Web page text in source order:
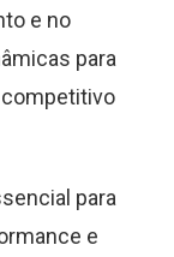
e no
para
para
e